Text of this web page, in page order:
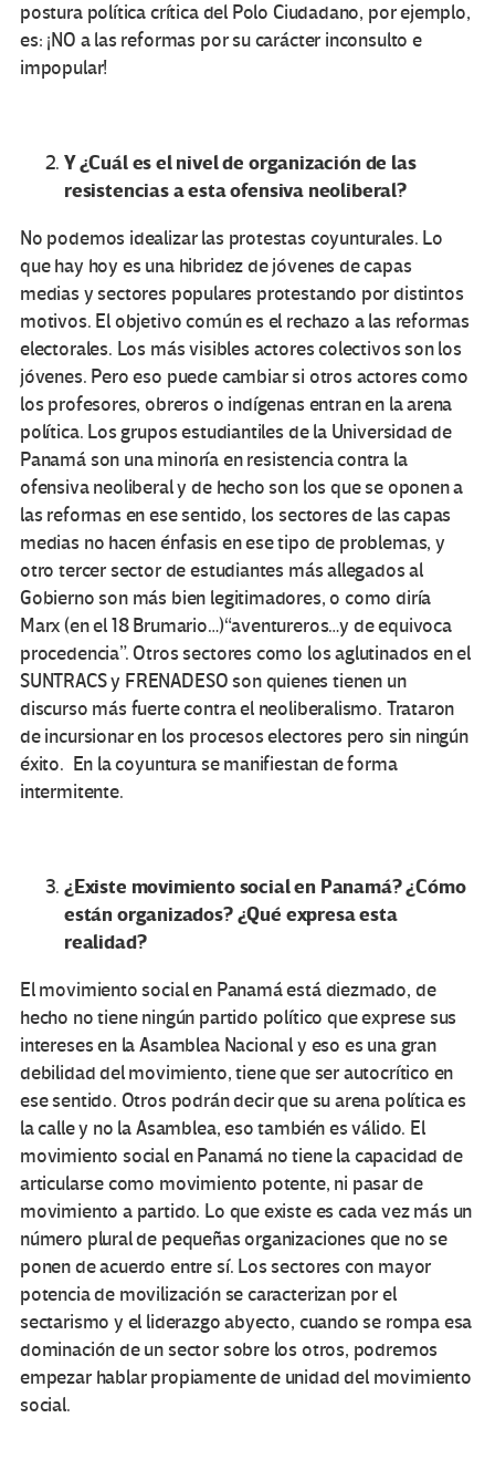
postura política crítica del Polo Ciudadano, por ejemplo,
es: ¡NO a las reformas por su carácter inconsulto e
impopular!
Y ¿Cuál es el nivel de organización de las
resistencias a esta ofensiva neoliberal?
No podemos idealizar las protestas coyunturales. Lo
que hay hoy es una hibridez de jóvenes de capas
medias y sectores populares protestando por distintos
motivos. El objetivo común es el rechazo a las reformas
electorales. Los más visibles actores colectivos son los
jóvenes. Pero eso puede cambiar si otros actores como
los profesores, obreros o indígenas entran en la arena
política. Los grupos estudiantiles de la Universidad de
Panamá son una minoría en resistencia contra la
ofensiva neoliberal y de hecho son los que se oponen a
las reformas en ese sentido, los sectores de las capas
medias no hacen énfasis en ese tipo de problemas, y
otro tercer sector de estudiantes más allegados al
Gobierno son más bien legitimadores, o como diría
Marx (en el 18 Brumario…)“aventureros…y de equivoca
procedencia”. Otros sectores como los aglutinados en el
SUNTRACS y FRENADESO son quienes tienen un
discurso más fuerte contra el neoliberalismo. Trataron
de incursionar en los procesos electores pero sin ningún
éxito. En la coyuntura se manifiestan de forma
intermitente.
¿Existe movimiento social en Panamá? ¿Cómo
están organizados? ¿Qué expresa esta
realidad?
El movimiento social en Panamá está diezmado, de
hecho no tiene ningún partido político que exprese sus
intereses en la Asamblea Nacional y eso es una gran
debilidad del movimiento, tiene que ser autocrítico en
ese sentido. Otros podrán decir que su arena política es
la calle y no la Asamblea, eso también es válido. El
movimiento social en Panamá no tiene la capacidad de
articularse como movimiento potente, ni pasar de
movimiento a partido. Lo que existe es cada vez más un
número plural de pequeñas organizaciones que no se
ponen de acuerdo entre sí. Los sectores con mayor
potencia de movilización se caracterizan por el
sectarismo y el liderazgo abyecto, cuando se rompa esa
dominación de un sector sobre los otros, podremos
empezar hablar propiamente de unidad del movimiento
social.